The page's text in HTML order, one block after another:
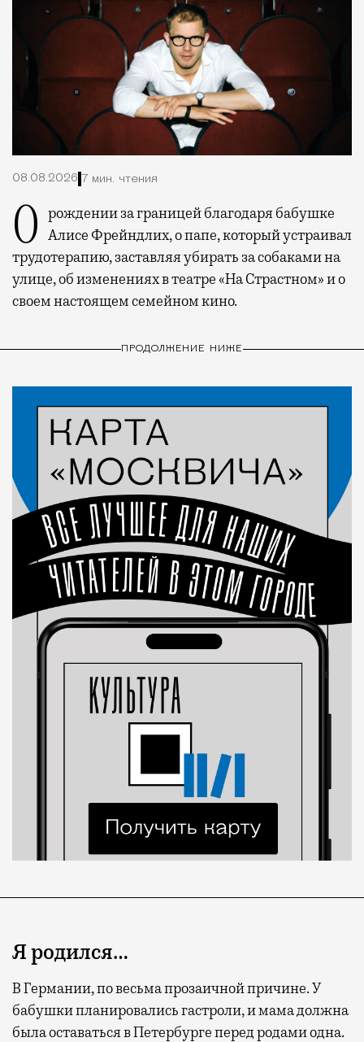
08.08.2026 7 мин. чтения
О рождении за границей благодаря бабушке Алисе Фрейндлих, о папе, который устраивал
трудотерапию, заставляя убирать за собаками на
улице, об изменениях в театре «На Страстном» и о
своем настоящем семейном кино.
ПРОДОЛЖЕНИЕ НИЖЕ
Я родился…
В Германии, по весьма прозаичной причине. У
бабушки планировались гастроли, и мама должна
была оставаться в Петербурге перед родами одна.